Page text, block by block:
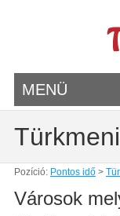
MENÜ
Pozíció: Pontos idő>
Városok